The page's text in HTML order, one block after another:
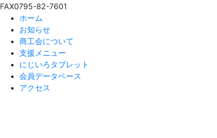
FAX0795-82-7601
ホーム
お知らせ
商工会について
支援メニュー
にじいろタブレット
会員データベース
アクセス